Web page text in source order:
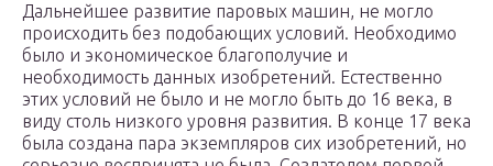
Дальнейшее развитие паровых машин, не могло
происходить без подобающих условий. Необходимо
было и экономическое благополучие и
необходимость данных изобретений. Естественно
этих условий не было и не могло быть до 16 века, в
виду столь низкого уровня развития. В конце 17 века
была создана пара экземпляров сих изобретений, но